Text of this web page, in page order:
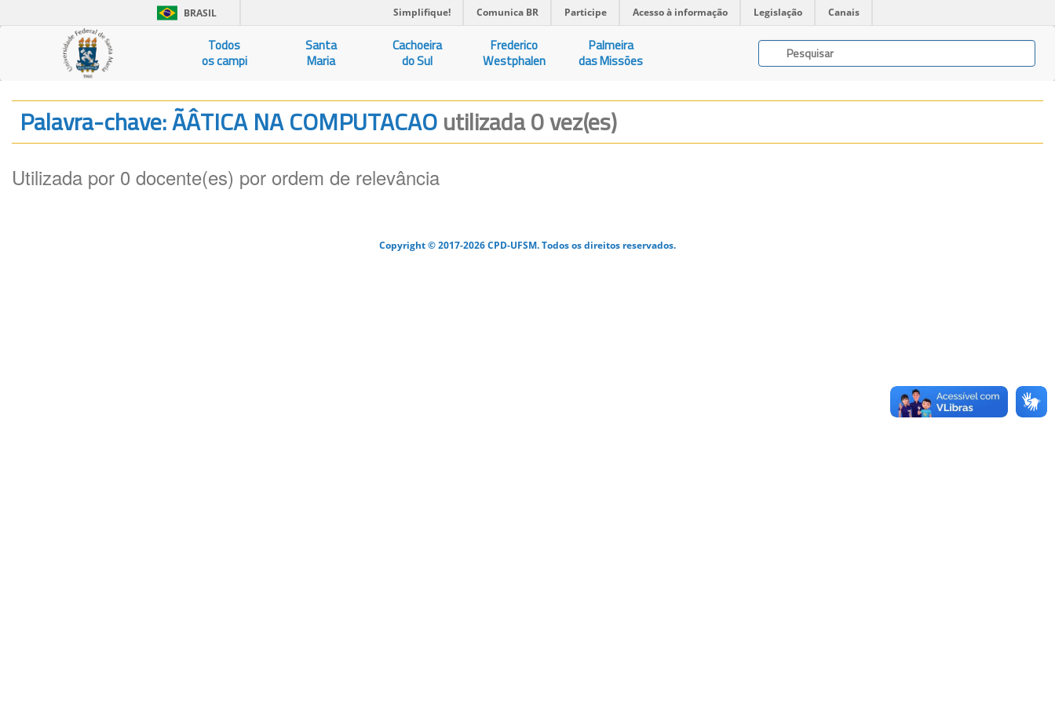
BRASIL Simplifique! Comunica BR Participe Acesso à informação Legislação Canais
Todos
os campi
Santa
Maria
Cachoeira
do Sul
Frederico
Westphalen
Palmeira
das Missões
Palavra-chave: ÃÂTICA NA COMPUTACAOutilizada 0 vez(es)
Utilizada por 0 docente(es) por ordem de relevância
Copyright © 2017-2026 CPD-UFSM. Todos os direitos reservados.